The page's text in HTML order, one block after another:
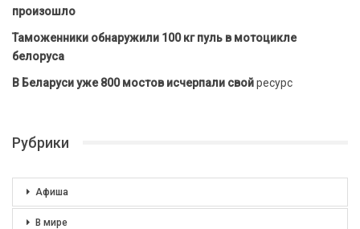
произошло
Таможенники обнаружили 100 кг пуль в мотоцикле
белоруса
В Беларуси уже 800 мостов исчерпали свойресурс
Рубрики
Афиша
В мире